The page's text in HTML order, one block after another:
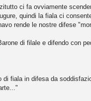
ci fa ovviamente
quindi la fiala ci
rende le nostre difese
di filale e difendo con
di fiala in difesa da